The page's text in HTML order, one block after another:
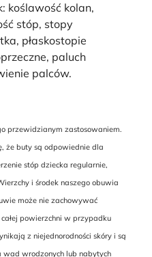
koślawość kolan,
stóp, stopy
płaskostopie
paluch
palców.
przewidzianym zastosowaniem.
że buty są odpowiednie dla
stóp dziecka regularnie,
i środek naszego obuwia
może nie zachowywać
powierzchni w przypadku
z niejednorodności skóry i są
wrodzonych lub nabytych